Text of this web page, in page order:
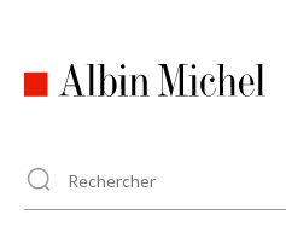
principal